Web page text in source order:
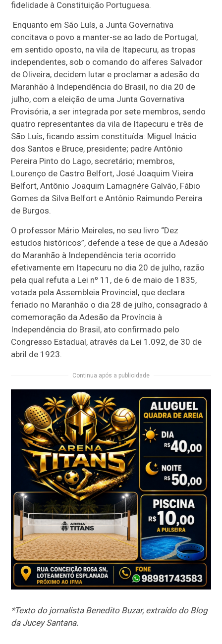
fidelidade à Constituição Portuguesa.
Enquanto em São Luís, a Junta Governativa
concitava o povo a manter-se ao lado de Portugal,
em sentido oposto, na vila de Itapecuru, as tropas
independentes, sob o comando do alferes Salvador
de Oliveira, decidem lutar e proclamar a adesão do
Maranhão à Independência do Brasil, no dia 20 de
julho, com a eleição de uma Junta Governativa
Provisória, a ser integrada por sete membros, sendo
quatro representantes da vila de Itapecuru e três de
São Luís, ficando assim constituída: Miguel Inácio
dos Santos e Bruce, presidente; padre Antônio
Pereira Pinto do Lago, secretário; membros,
Lourenço de Castro Belfort, José Joaquim Vieira
Belfort, Antônio Joaquim Lamagnére Galvão, Fábio
Gomes da Silva Belfort e Antônio Raimundo Pereira
de Burgos.
O professor Mário Meireles, no seu livro “Dez
estudos históricos”, defende a tese de que a Adesão
do Maranhão à Independência teria ocorrido
efetivamente em Itapecuru no dia 20 de julho, razão
pela qual refuta a Lei nº 11, de 6 de maio de 1835,
votada pela Assembleia Provincial, que declara
feriado no Maranhão o dia 28 de julho, consagrado à
comemoração da Adesão da Província à
Independência do Brasil, ato confirmado pelo
Congresso Estadual, através da Lei 1.092, de 30 de
abril de 1923.
Continua após a publicidade
*Texto do jornalista Benedito Buzar, extraído do Blog
da Jucey Santana.